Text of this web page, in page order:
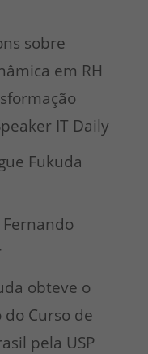
sobre
em RH
IT Daily
Fukuda
obteve o
Curso de
pela USP